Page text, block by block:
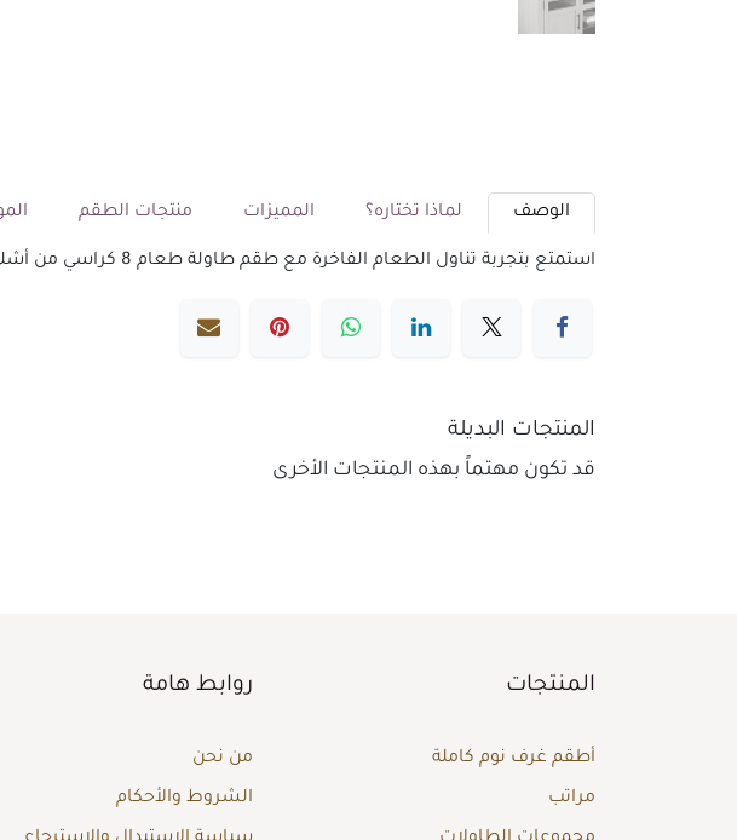
الوصف لماذا تختاره؟ المميزات منتجات الطقم
استمتع بتجربة تناول الطعام الفاخرة مع طقم طاولة طعام 8 كراسي من أشلي. تصميم أنيق يجمع بين الراحة والجمال، مما يجعله الخيار المثالي لكل منزل.
المنتجات البديلة
قد تكون مهتماً بهذه المنتجات الأخرى
المنتجات
أطقم غرف نوم كاملة
مراتب
روابط هامة
من نحن
الشروط والأحكام